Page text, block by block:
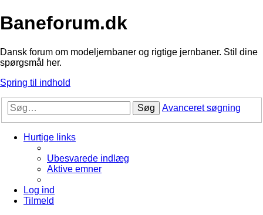
Baneforum.dk
Dansk forum om modeljernbaner og rigtige jernbaner. Stil dine
spørgsmål her.
Spring til indhold
Søg Avanceret søgning
Hurtige links
Ubesvarede indlæg
Aktive emner
Log ind
Tilmeld